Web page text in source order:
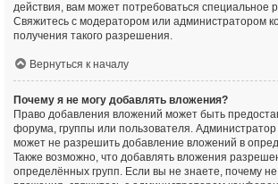
действия, вам может потребоваться специальное
Свяжитесь с модератором или администратором
получения такого разрешения.
Вернуться к началу
Почему я не могу добавлять вложения?
Право добавления вложений может быть
форума, группы или пользователя.
может не разрешить добавление вложений в
Также возможно, что добавлять вложения
определённых групп. Если вы не знаете, почему